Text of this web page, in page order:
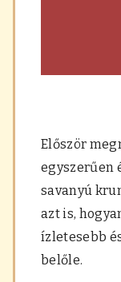
Először
egyszerűen
savanyú
azt is,
ízletesebb
belőle.